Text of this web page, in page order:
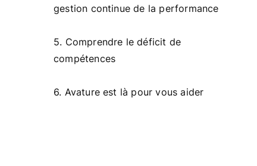
gestion continue de la performance
5. Comprendre le déficit de
compétences
6. Avature est là pour vous aider